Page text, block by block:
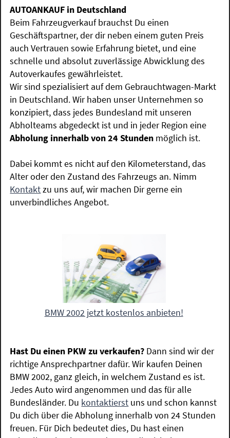
AUTOANKAUF in Deutschland
Beim Fahrzeugverkauf brauchst Du einen
Geschäftspartner, der dir neben einem guten Preis
auch Vertrauen sowie Erfahrung bietet, und eine
schnelle und absolut zuverlässige Abwicklung des
Autoverkaufes gewährleistet.
Wir sind spezialisiert auf dem Gebrauchtwagen-Markt
in Deutschland. Wir haben unser Unternehmen so
konzipiert, dass jedes Bundesland mit unseren
Abholteams abgedeckt ist und in jeder Region eine
Abholung innerhalb von 24 Stunden möglich ist.
Dabei kommt es nicht auf den Kilometerstand, das
Alter oder den Zustand des Fahrzeugs an. Nimm
Kontaktzu uns auf, wir machen Dir gerne ein
unverbindliches Angebot.
BMW 2002 jetzt kostenlos anbieten!
Hast Du einen PKW zu verkaufen? Dann sind wir der
richtige Ansprechpartner dafür. Wir kaufen Deinen
BMW 2002, ganz gleich, in welchem Zustand es ist.
Jedes Auto wird angenommen und das für alle
Bundesländer. Du kontaktierst uns und schon kannst
Du dich über die Abholung innerhalb von 24 Stunden
freuen. Für Dich bedeutet dies, Du hast einen